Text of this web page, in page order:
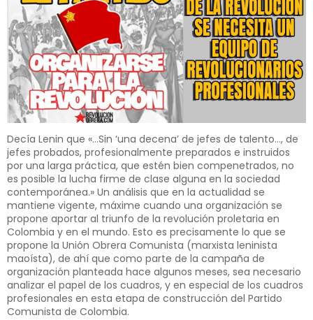
Decía Lenin que «…Sin ‘una decena’ de jefes de talento…, de
jefes probados, profesionalmente preparados e instruidos
por una larga práctica, que estén bien compenetrados, no
es posible la lucha firme de clase alguna en la sociedad
contemporánea.» Un análisis que en la actualidad se
mantiene vigente, máxime cuando una organización se
propone aportar al triunfo de la revolución proletaria en
Colombia y en el mundo. Esto es precisamente lo que se
propone la Unión Obrera Comunista (marxista leninista
maoísta), de ahí que como parte de la campaña de
organización planteada hace algunos meses, sea necesario
analizar el papel de los cuadros, y en especial de los cuadros
profesionales en esta etapa de construcción del Partido
Comunista de Colombia.